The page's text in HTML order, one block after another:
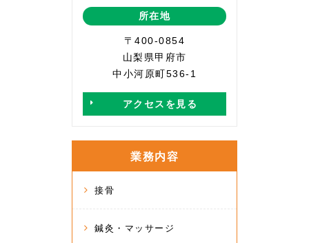
所在地
〒400-0854
山梨県甲府市
中小河原町536-1
アクセスを見る
業務内容
接骨
鍼灸・マッサージ